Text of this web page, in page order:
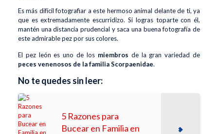
Es más difícil fotografiar a este hermoso animal delante de ti, ya
que es extremadamente escurridizo. Si logras toparte con él,
mantén una distancia prudencial y saca una buena fotografía de
este admirable pez por sus colores.
El pez león es uno de los miembros de la gran variedad de
peces venenosos de la familia Scorpaenidae.
No te quedes sin leer:
5 Razones para
Bucear en Familia en